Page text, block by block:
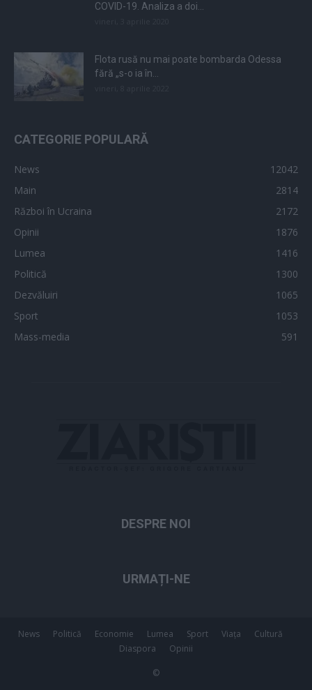
COVID-19. Analiza a doi...
Flota rusă nu mai poate bombarda Odessa
fără „s-o ia în...
CATEGORIE POPULARĂ
News
12042
Main
2814
Război în Ucraina
2172
Opinii
1876
Lumea
1416
Politică
1300
Dezvăluiri
1065
Sport
1053
Mass-media
591
DESPRE NOI
URMAȚI-NE
News Politică Economie Lumea Sport Viața
Cultură
Diaspora
Opinii
©